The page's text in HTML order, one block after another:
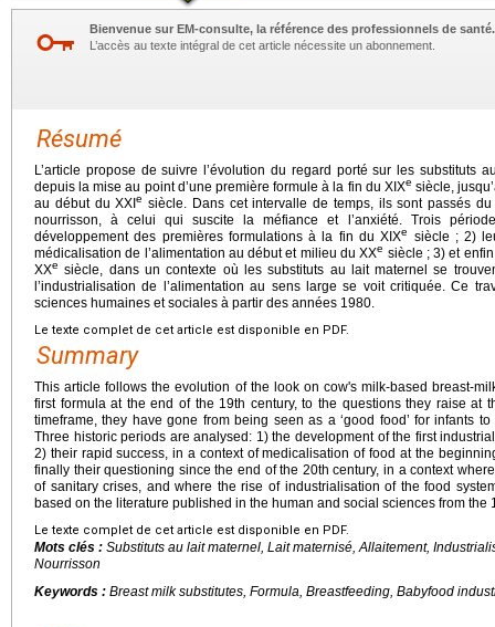
Bienvenue sur EM-consulte, la référence des professionnels de santé.
L’accès au texte intégral de cet article nécessite un abonnement.
Résumé
L’article propose de suivre l’évolution du regard porté sur les substituts
depuis la mise au point d’une première formule à la fin du XIXe siècle,
au début du XXIe siècle. Dans cet intervalle de temps, ils sont passés
nourrisson, à celui qui suscite la méfiance et l’anxiété. Trois
développement des premières formulations à la fin du XIXe
siècle ; 2)
médicalisation de l’alimentation au début et milieu du XXe siècle ; 3) et
XXe siècle, dans un contexte où les substituts au lait maternel se
l’industrialisation de l’alimentation au sens large se voit critiquée. Ce
sciences humaines et sociales à partir des années 1980.
Le texte complet de cet article est disponible en PDF.
Summary
This article follows the evolution of the look on cow's milk-based breast-
first formula at the end of the 19th century, to the questions they raise at
timeframe, they have gone from being seen as a ‘good food’ for infants
Three historic periods are analysed: 1) the development of the first
2) their rapid success, in a context of medicalisation of food at the
finally their questioning since the end of the 20th century, in a context
of sanitary crises, and where the rise of industrialisation of the food
based on the literature published in the human and social sciences from the
Le texte complet de cet article est disponible en PDF.
Mots clés : Substituts au lait maternel, Lait maternisé, Allaitement,
Nourrisson
Keywords : Breast milk substitutes, Formula, Breastfeeding, Babyfood